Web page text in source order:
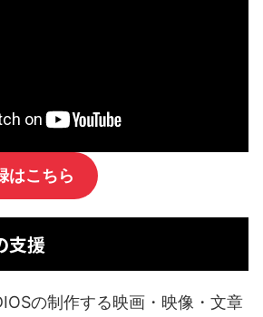
はこちら
支援
の制作する映画・映像・文章